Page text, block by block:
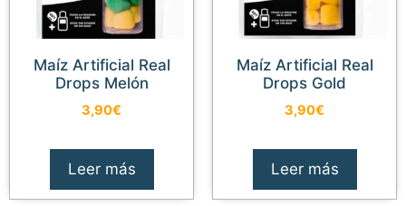
Maíz Artificial Real
Drops Melón
3,90€
Leer más
Maíz Artificial Real
Drops Gold
3,90€
Leer más